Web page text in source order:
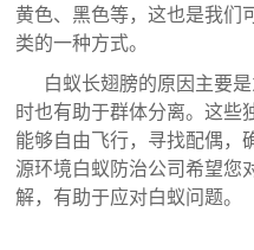
黄色、黑色等，这也是我们
类的一种方式。
白蚁长翅膀的原因主要是
时也有助于群体分离。这些
能够自由飞行，寻找配偶，
源环境白蚁防治公司希望您
解，有助于应对白蚁问题。